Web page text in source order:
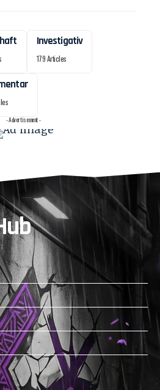
Investigativ
179 Articles
- Advertisement -